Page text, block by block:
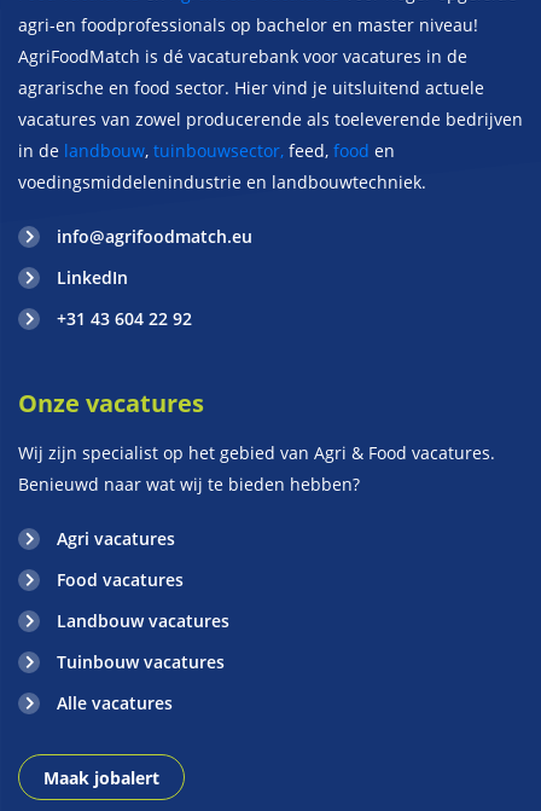
agri-en foodprofessionals op bachelor en master niveau!
AgriFoodMatch is dé vacaturebank voor vacatures in de
agrarische en food sector. Hier vind je uitsluitend actuele
vacatures van zowel producerende als toeleverende bedrijven
in de landbouw, tuinbouwsector, feed, food en
voedingsmiddelenindustrie en landbouwtechniek.
info@agrifoodmatch.eu
LinkedIn
+31 43 604 22 92
Onze vacatures
Wij zijn specialist op het gebied van Agri & Food vacatures.
Benieuwd naar wat wij te bieden hebben?
Agri vacatures
Food vacatures
Landbouw vacatures
Tuinbouw vacatures
Alle vacatures
Maak jobalert